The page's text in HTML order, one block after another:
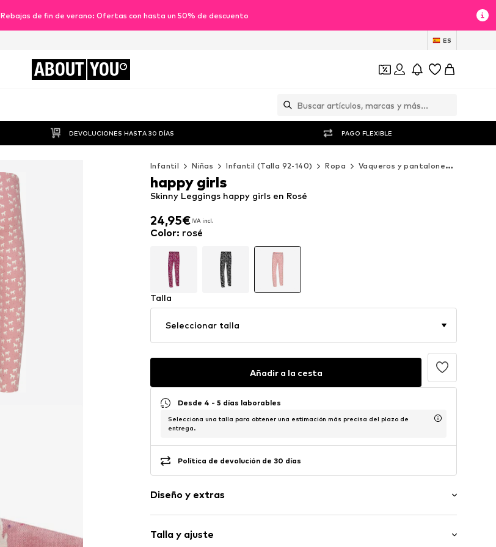
Rebajas de fin de verano: Ofertas con hasta un 50% de descuento
ES
ABOUT YOU
DEVOLUCIONES HASTA 30 DÍAS PAGO FLEXIBLE
Infantil Niñas Infantil (Talla 92-140) Ropa Vaqueros y pantalones
24,95€IVA incl.
24,95€ IVA incl.
Skinny Leggings happy girls en Rosé
happy girls
Color: rosé
Talla
Seleccionar talla
Añadir a la cesta
Desde 4 - 5 días laborables
Selecciona una talla para obtener una estimación más precisa del plazo de
entrega.
Política de devolución de 30 días
Diseño y extras
Jersey
Talla y ajuste